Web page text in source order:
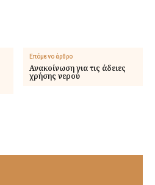
Επόμενο άρθρο
Ανακοίνωση για τις άδειες
χρήσης νερού